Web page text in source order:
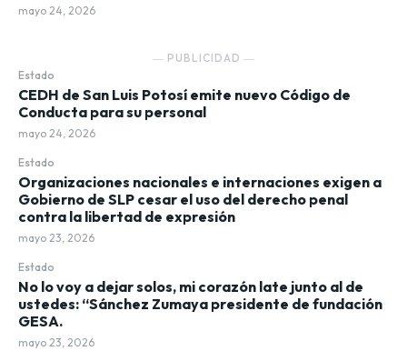
mayo 24, 2026
― PUBLICIDAD ―
Estado
CEDH de San Luis Potosí emite nuevo Código de
Conducta para su personal
mayo 24, 2026
Estado
Organizaciones nacionales e internaciones exigen a
Gobierno de SLP cesar el uso del derecho penal
contra la libertad de expresión
mayo 23, 2026
Estado
No lo voy a dejar solos, mi corazón late junto al de
ustedes: “Sánchez Zumaya presidente de fundación
GESA.
mayo 23, 2026